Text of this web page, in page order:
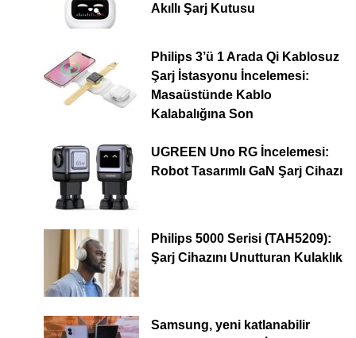
Akıllı Şarj Kutusu
Philips 3’ü 1 Arada Qi Kablosuz
Şarj İstasyonu İncelemesi:
Masaüstünde Kablo
Kalabalığına Son
UGREEN Uno RG İncelemesi:
Robot Tasarımlı GaN Şarj Cihazı
Philips 5000 Serisi (TAH5209):
Şarj Cihazını Unutturan Kulaklık
Samsung, yeni katlanabilir